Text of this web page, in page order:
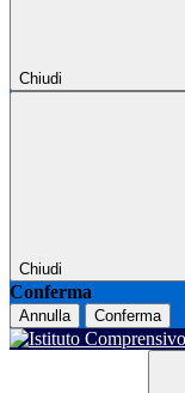
Chiudi
Chiudi
Conferma
Annulla Conferma